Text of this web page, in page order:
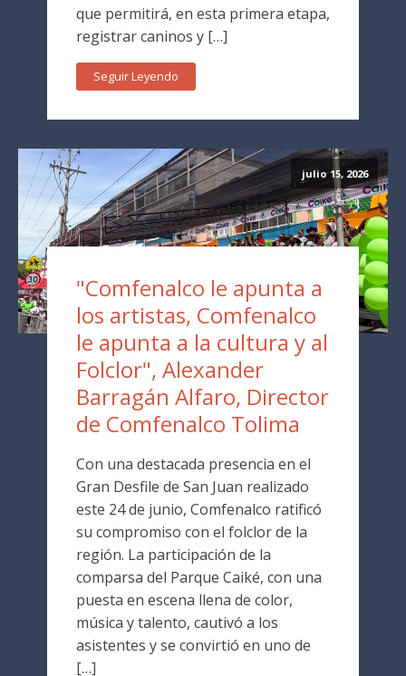
que permitirá, en esta primera etapa,
registrar caninos y […]
Seguir Leyendo
julio 15, 2026
"Comfenalco le apunta a
los artistas, Comfenalco
le apunta a la cultura y al
Folclor", Alexander
Barragán Alfaro, Director
de Comfenalco Tolima
Con una destacada presencia en el
Gran Desfile de San Juan realizado
este 24 de junio, Comfenalco ratificó
su compromiso con el folclor de la
región. La participación de la
comparsa del Parque Caiké, con una
puesta en escena llena de color,
música y talento, cautivó a los
asistentes y se convirtió en uno de
[…]